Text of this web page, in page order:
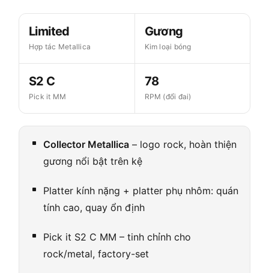
Limited
Hợp tác Metallica
Gương
Kim loại bóng
S2 C
Pick it MM
78
RPM (đổi đai)
Collector Metallica– logo rock, hoàn thiện
gương nổi bật trên kệ
Platter kính nặng + platter phụ nhôm: quán
tính cao, quay ổn định
Pick it S2 C MM – tinh chỉnh cho
rock/metal, factory-set